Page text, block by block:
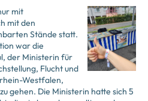
mit
mit den
Stände statt.
war die
der Ministerin für
Flucht und
Westfalen,
gehen. Die Ministerin hatte sich 5